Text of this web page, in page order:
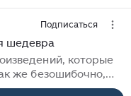
Подписаться
шедевра
которые
же безошибочно,
в 1910 году,